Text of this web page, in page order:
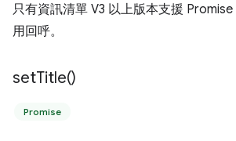
只有資訊清單 V3 以上版本支援
用回呼。
setTitle()
Promise